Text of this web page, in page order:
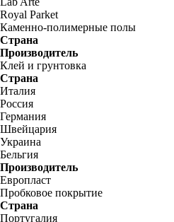
Royal Parket
Каменно-полимерные полы
Страна
Производитель
Клей и грунтовка
Страна
Италия
Россия
Германия
Швейцария
Украина
Бельгия
Производитель
Европласт
Пробковое покрытие
Страна
Португалия